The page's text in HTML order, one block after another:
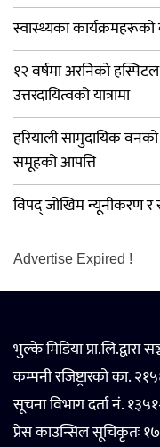
स्वास्थ्यका कार्यक्रमहरूको
१२ वर्षमा अरनिको
उत्तरदायित्वको यात्रामा
हरियाली सामुदायिक
समूहको आपत्ति
विपद् जोखिम न्यूनीकरण र
Advertise Expired !
भुल्के मिडिया प्रा.लि.द्वारा
कम्पनी रजिष्ट्रारको का.
सूचना विभाग दर्ता नं.
प्रेस काउन्सिल सूचिकृतः